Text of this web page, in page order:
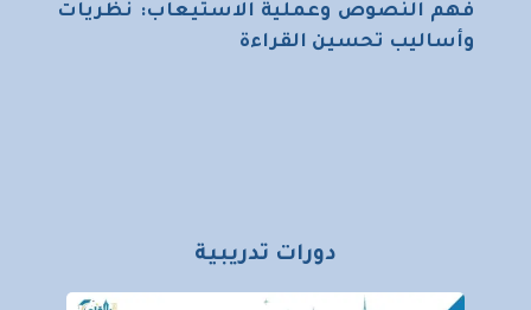
فهم النصوص وعملية الاستيعاب: نظريات
وأساليب تحسين القراءة
دورات تدريبية